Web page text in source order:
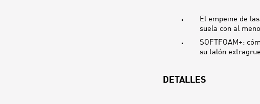
El empeine de
suela con al
SOFTFOAM+:
su talón
DETALLES